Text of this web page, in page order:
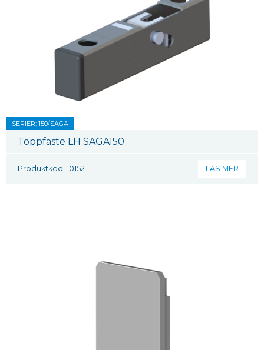
SERIER: 150/SAGA
Toppfäste LH SAGA150
Produktkod: 10152 LÄS MER